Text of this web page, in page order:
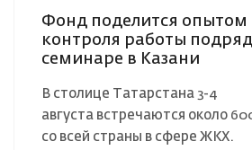
Фонд поделится опытом
контроля работы
семинаре в Казани
В столице Татарстана 3-4
августа встречаются около
со всей страны в сфере ЖКХ.